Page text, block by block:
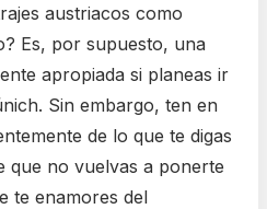
austriacos como
Es, por supuesto, una
apropiada si planeas ir
Sin embargo, ten en
de lo que te digas
que no vuelvas a ponerte
te enamores del